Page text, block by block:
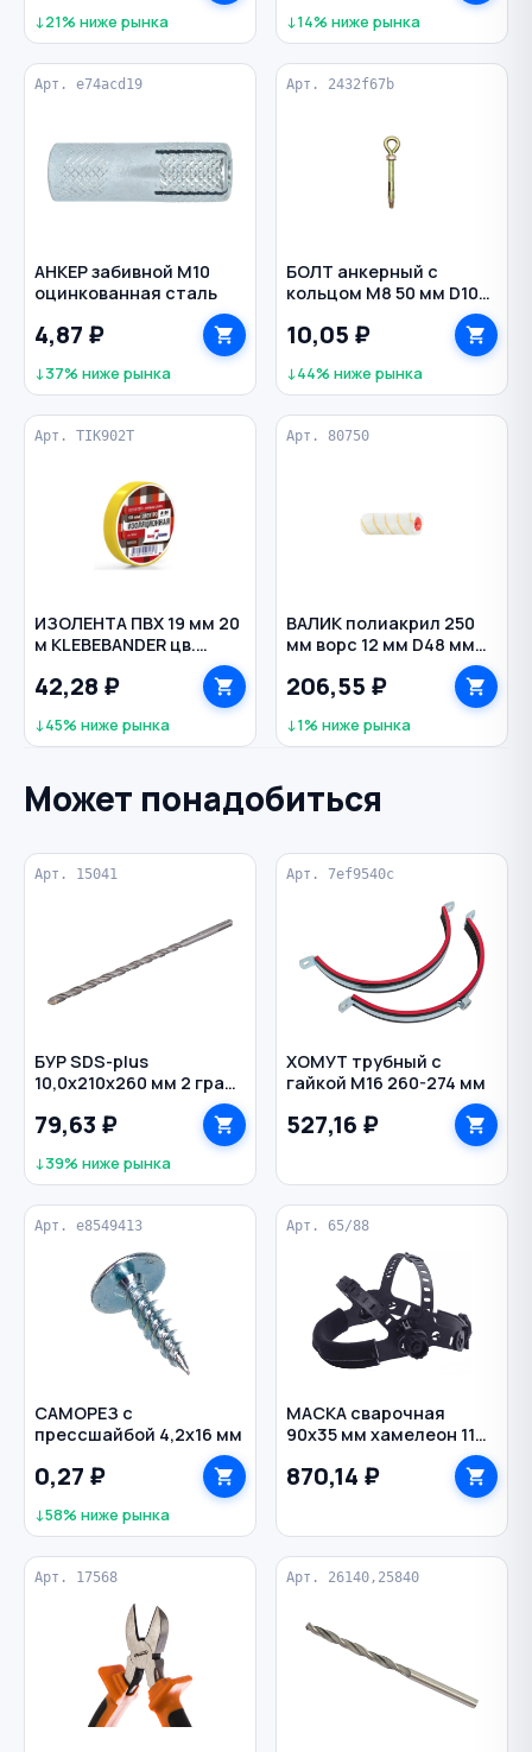
↓21% ниже рынка ↓14% ниже рынка
Арт. e74acd19
АНКЕР забивной M10
оцинкованная сталь
4,87 ₽
↓37% ниже рынка
Арт. 2432f67b
БОЛТ анкерный с
кольцом M8 50 мм D10
10,05 ₽
↓44% ниже рынка
Арт. TIK902T
ИЗОЛЕНТА ПВХ 19 мм 20
м KLEBEBANDER цв.
42,28 ₽
↓45% ниже рынка
Арт. 80750
ВАЛИК полиакрил 250
мм ворс 12 мм D48 мм
206,55 ₽
↓1% ниже рынка
Может понадобиться
Арт. 15041
БУР SDS-plus
10,0х210х260 мм 2 грани
по бетону РЕЗОЛЮКС
79,63 ₽
↓39% ниже рынка
Арт. 7ef9540c
ХОМУТ трубный с
гайкой М16 260-274 мм
527,16 ₽
Арт. e8549413
САМОРЕЗ с
прессшайбой 4,2х16 мм
0,27 ₽
↓58% ниже рынка
Арт. 65/88
МАСКА сварочная
90х35 мм хамелеон 11
870,14 ₽
Арт. 17568 Арт. 26140,25840